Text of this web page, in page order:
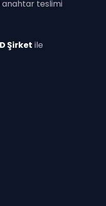
anahtar teslimi
Şirket ile